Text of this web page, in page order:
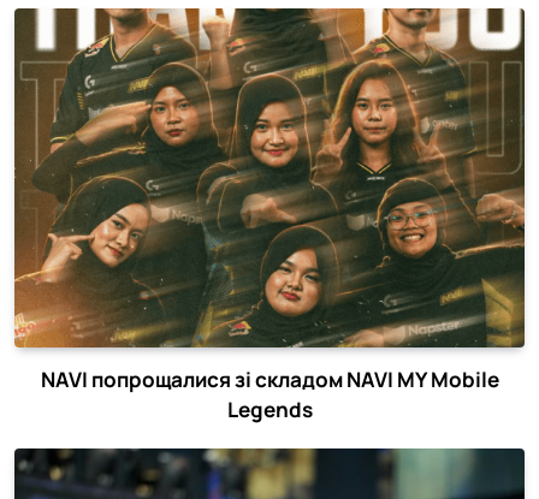
NAVI попрощалися зі складом NAVI MY Mobile
Legends